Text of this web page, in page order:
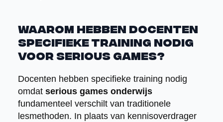
Waarom hebben docenten
specifieke training nodig
voor serious games?
Docenten hebben specifieke training nodig
omdat serious games onderwijs
fundamenteel verschilt van traditionele
lesmethoden. In plaats van kennisoverdrager